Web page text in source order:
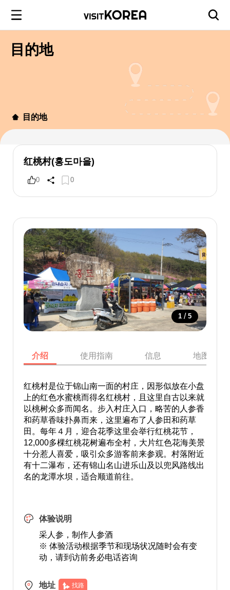
目的地
目的地
红桃村(홍도마을)
0 0
1 / 5
介绍 使用指南 信息 地图
红桃村是位于锦山南一面的村庄，因形似放在小盘
上的红色水蜜桃而得名红桃村，且这里自古以来就
以桃树众多而闻名。步入村庄入口，略苦的人参香
和药草香味扑鼻而来，这里遍布了人参田和药草
田。每年４月，迎合花季这里会举行红桃花节，
12,000多棵红桃花树遍布全村，大片红色花海美景
十分惹人喜爱，吸引众多游客前来参观。村落附近
有十二瀑布，还有锦山名山进乐山及以兜风路线出
名的龙潭水坝，适合顺道前往。
体验说明
采人参，制作人参酒
※ 体验活动根据季节和现场状况随时会有变
动，请到访前务必电话咨询
地址 找路